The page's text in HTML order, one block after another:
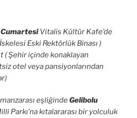
Vitalis Kültür Kafe’de
Eski Rektörlük Binası )
( Şehir içinde konaklayan
otel veya pansiyonlarından
eşliğindeGelibolu
Parkı’na kıtalararası bir yolculuk